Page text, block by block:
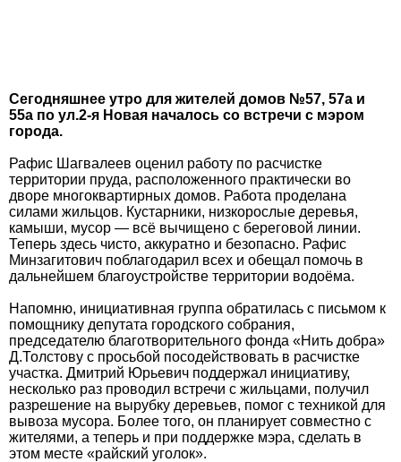
Сегодняшнее утро для жителей домов №57, 57а и
55а по ул.2-я Новая началось со встречи с мэром
города.
Рафис Шагвалеев оценил работу по расчистке
территории пруда, расположенного практически во
дворе многоквартирных домов. Работа проделана
силами жильцов. Кустарники, низкорослые деревья,
камыши, мусор — всё вычищено с береговой линии.
Теперь здесь чисто, аккуратно и безопасно. Рафис
Минзагитович поблагодарил всех и обещал помочь в
дальнейшем благоустройстве территории водоёма.
Напомню, инициативная группа обратилась с письмом к
помощнику депутата городского собрания,
председателю благотворительного фонда «Нить добра»
Д.Толстову с просьбой посодействовать в расчистке
участка. Дмитрий Юрьевич поддержал инициативу,
несколько раз проводил встречи с жильцами, получил
разрешение на вырубку деревьев, помог с техникой для
вывоза мусора. Более того, он планирует совместно с
жителями, а теперь и при поддержке мэра, сделать в
этом месте «райский уголок».